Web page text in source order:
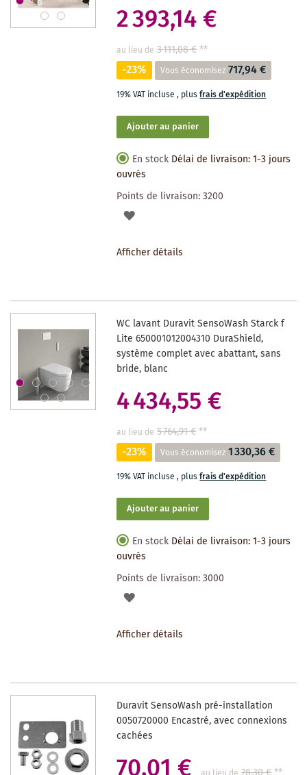
2 393,14 €
au lieu de 3 111,08 €**
-23% Vous économisez 717,94 €
19% VAT incluse, plusfrais d'expédition
Ajouter au panier
En stock Délai de livraison: 1-3 jours
ouvrés
Points de livraison:3200
AJOUTER
SOUHAITS
Afficher détails
WC lavant Duravit SensoWash Starck f
Lite 650001012004310 DuraShield,
système complet avec abattant, sans
bride, blanc
4 434,55 €
au lieu de 5 764,91 €**
-23% Vous économisez 1 330,36 €
19% VAT incluse, plusfrais d'expédition
Ajouter au panier
En stock Délai de livraison: 1-3 jours
ouvrés
Points de livraison:3000
AJOUTER
SOUHAITS
Afficher détails
Duravit SensoWash pré-installation
0050720000 Encastré, avec connexions
cachées